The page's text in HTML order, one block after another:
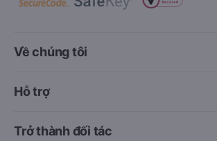
Về chúng tôi
Hỗ trợ
Trở thành đối tác